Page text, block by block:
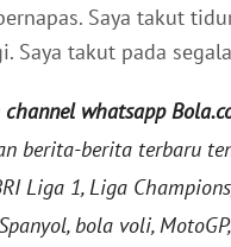
Saya takut
Saya takut pada
channel whatsapp
berita-berita terbaru
Liga 1, Liga
bola voli,